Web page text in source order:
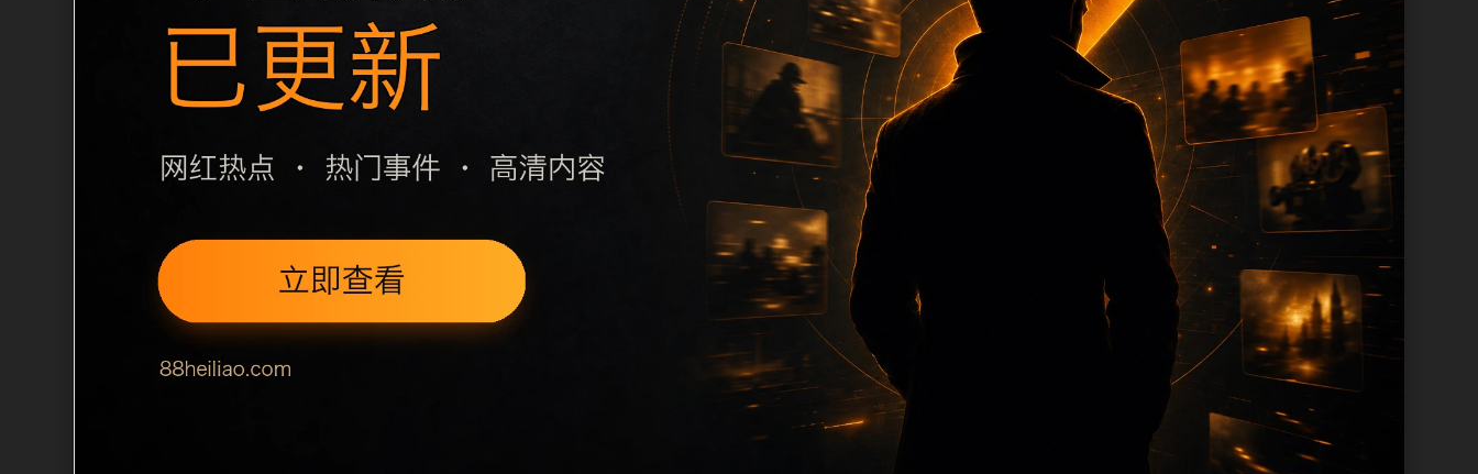
入口、稳定标题、明确描述和本地主题图，避免只堆关键词而没有可读信息。第10篇内容用于补齐栏目深度，同时帮助 sitemap、栏目页、首页推荐
形成更自然的内链关系。图片说明统一绑定站点主关键词、栏目词和文章标题，让搜索引擎能够从标题、正文、图片 alt、tit
栏目内容归集
le 之间识别一致主题。后续每日采集时，建议继续执行远程图片本地化、坏图默认图兜底、标题去重和 description 长度过滤。如果同一主题下有多
个相近页面，应通过不同角度补充事件背景、访问场景、相关问题或专题入口，降低站群页面之间的重复感。页面底部保留同类推荐、上一篇下一篇
和 sitemap 入口，保证重要页面点击深度尽量控制在三次以内。正文维护时可按用户搜索路径补充三类信息：入口是否稳定、同栏目还有哪些可继续
阅读、移动端打开时图片和摘要是否一致。每次新增内容后同步检查标题、description、canonical、主题图、alt、title和推荐链接，确保页面既能被
搜索引擎理解，也能让